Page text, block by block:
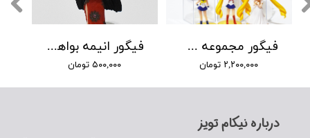
فیگور انیمه بواهانگوک
۵۰۰,۰۰۰ تومان
فیگور مجموعه سیلورمون
۲,۲۰۰,۰۰۰ تومان
​درباره نیکام تویز